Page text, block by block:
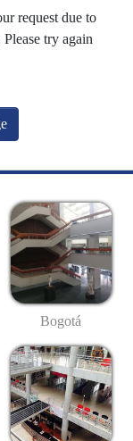
request due to
try again
Bogotá